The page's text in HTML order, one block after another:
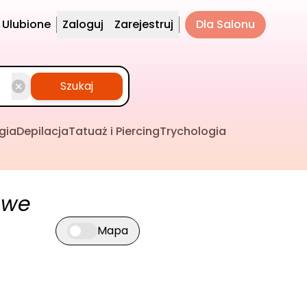
Ulubione Zaloguj Zarejestruj Dla Salonu
Szukaj
DepilacjaTatuaż i PiercingTrychologia
Przełącz widok mapy
Mapa